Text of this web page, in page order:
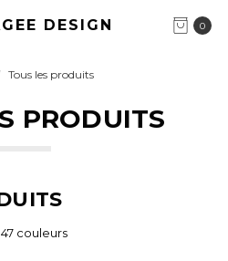
0
DESIGN
Tous les produits
PRODUITS
couleurs